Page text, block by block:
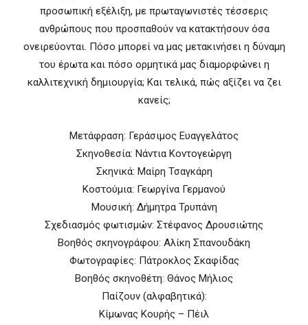
προσωπική εξέλιξη, με πρωταγωνιστές τέσσερις
ανθρώπους που προσπαθούν να κατακτήσουν όσα
ονειρεύονται. Πόσο μπορεί να μας μετακινήσει η δύναμη
του έρωτα και πόσο ορμητικά μας διαμορφώνει η
καλλιτεχνική δημιουργία; Και τελικά, πώς αξίζει να ζει
κανείς;
Μετάφραση: Γεράσιμος Ευαγγελάτος
Σκηνοθεσία: Νάντια Κοντογεώργη
Σκηνικά: Μαίρη Τσαγκάρη
Κοστούμια: Γεωργίνα Γερμανού
Μουσική: Δήμητρα Τρυπάνη
Σχεδιασμός φωτισμών: Στέφανος Δρουσιώτης
Βοηθός σκηνογράφου: Αλίκη Σπανουδάκη
Φωτογραφίες: Πάτροκλος Σκαφίδας
Βοηθός σκηνοθέτη: Θάνος Μήλιος
Παίζουν (αλφαβητικά):
Κίμωνας Κουρής – Πέιλ